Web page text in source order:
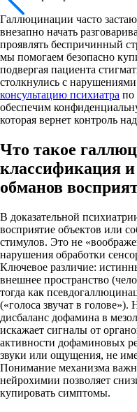
Галлюцинации часто
внезапно начать
проявлять беспричинный
мы помогаем безопасно
подвергая пациента
столкнулись с
консультацию психиатра по
обеспечим
которая вернет контроль
Что такое
классификация
обманов
В доказательной
восприятие объектов или
стимулов. Это не
нарушения обработки
Ключевое различие:
внешнее пространство
тогда как
(«голоса звучат в
дисбаланс дофамина в
искажает сигналы от
активности дофаминовых
звуки или ощущения, не
Понимание механизма
нейрохимии позволяет
купировать симптомы.